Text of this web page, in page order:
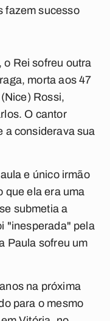
fazem sucesso
o Rei sofreu outra
morta aos 47
Rossi,
O cantor
a considerava sua
e único irmão
que ela era uma
submetia a
"inesperada" pela
Paula sofreu um
na próxima
para o mesmo